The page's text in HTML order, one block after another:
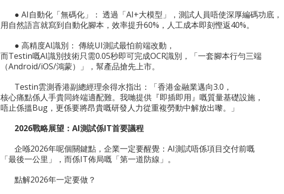
● AI自動化「無碼化」： 透過「AI+大模型」，測試人員唔使深厚編碼功底，
用自然語言就寫到自動化腳本，效率提升60%，人工成本即刻慳返40%。
● 高精度AI識別： 傳統UI測試最怕前端改動，
而Testin嘅AI識別技術只需0.05秒即可完成OCR識別，「一套腳本行勻三端
（Android/iOS/鴻蒙）」，幫產品搶先上市。
Testin雲測香港副總經理余得水指出：「香港金融業邁向3.0，
核心痛點係人手貴同終端適配難。我哋提供『即插即用』嘅質量基礎設施，
唔止係搵Bug，更係要將昂貴嘅研發人力從重複勞動中解放出嚟。」
2026戰略展望： AI測試係IT首要議程
企喺2026年呢個關鍵點，企業一定要醒覺：AI測試唔係項目交付前嘅
「最後一公里」，而係IT佈局嘅「第一道防線」。
點解2026年一定要做？